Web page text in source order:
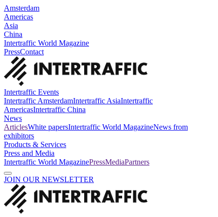
Amsterdam
Americas
Asia
China
Intertraffic World Magazine
PressContact
Intertraffic Events
Intertraffic AmsterdamIntertraffic AsiaIntertraffic
AmericasIntertraffic China
News
ArticlesWhite papersIntertraffic World MagazineNews from
exhibitors
Products & Services
Press and Media
Intertraffic World MagazinePressMediaPartners
JOIN OUR NEWSLETTER